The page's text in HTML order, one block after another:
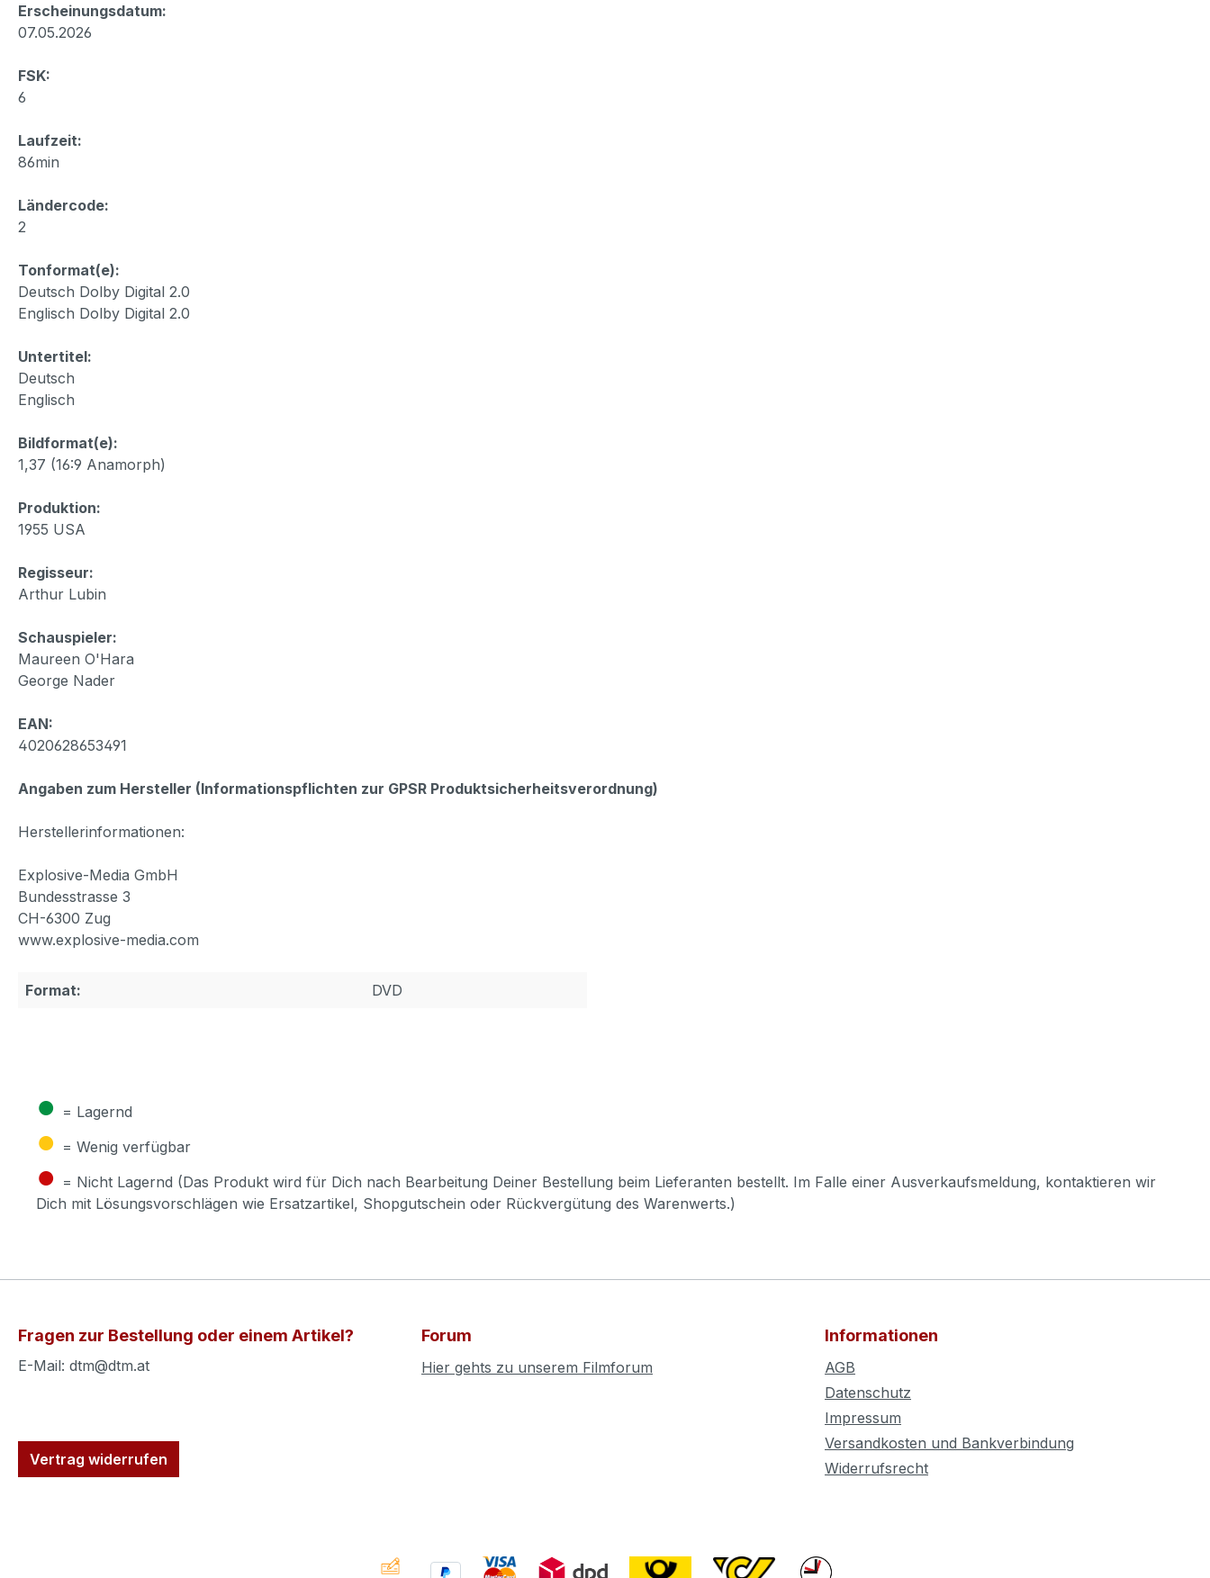
Erscheinungsdatum:
07.05.2026
FSK:
6
Laufzeit:
86min
Ländercode:
2
Tonformat(e):
Deutsch Dolby Digital 2.0
Englisch Dolby Digital 2.0
Untertitel:
Deutsch
Englisch
Bildformat(e):
1,37 (16:9 Anamorph)
Produktion:
1955 USA
Regisseur:
Arthur Lubin
Schauspieler:
Maureen O'Hara
George Nader
EAN:
4020628653491
Angaben zum Hersteller (Informationspflichten zur GPSR Produktsicherheitsverordnung)
Herstellerinformationen:
Explosive-Media GmbH
Bundesstrasse 3
CH-6300 Zug
www.explosive-media.com
Format: DVD
● = Lagernd
● = Wenig verfügbar
● = Nicht Lagernd (Das Produkt wird für Dich nach Bearbeitung Deiner Bestellung beim Lieferanten bestellt. Im Falle einer Ausverkaufsmeldung, kontaktieren wir
Dich mit Lösungsvorschlägen wie Ersatzartikel, Shopgutschein oder Rückvergütung des Warenwerts.)
Fragen zur Bestellung oder einem Artikel?
E-Mail: dtm@dtm.at
Vertrag widerrufen
Forum
Hier gehts zu unserem Filmforum
Informationen
AGB
Datenschutz
Impressum
Versandkosten und Bankverbindung
Widerrufsrecht